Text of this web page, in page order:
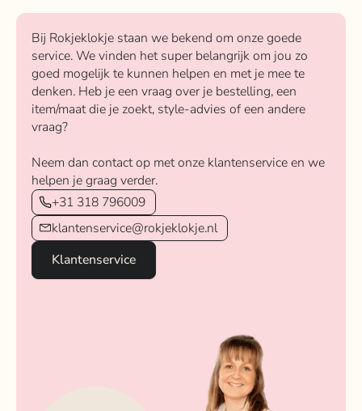
Bij Rokjeklokje staan we bekend om onze goede
service. We vinden het super belangrijk om jou zo
goed mogelijk te kunnen helpen en met je mee te
denken. Heb je een vraag over je bestelling, een
item/maat die je zoekt, style-advies of een andere
vraag?
Neem dan contact op met onze klantenservice en we
helpen je graag verder.
+31 318 796009
klantenservice@rokjeklokje.nl
Klantenservice